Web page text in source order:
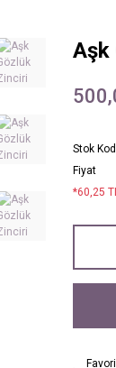
Aşk
Stok
Fiyat
*60,25